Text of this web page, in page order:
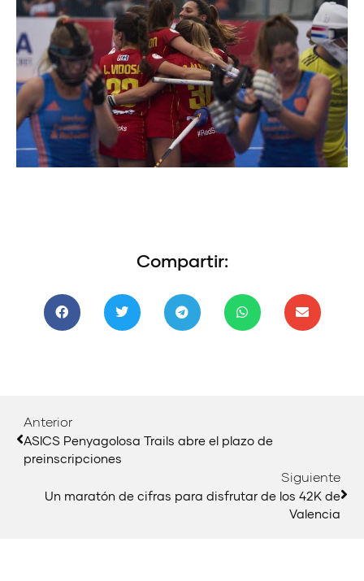
Compartir:
Anterior
ASICS Penyagolosa Trails abre el plazo de
preinscripciones
Siguiente
Un maratón de cifras para disfrutar de los 42K de
Valencia